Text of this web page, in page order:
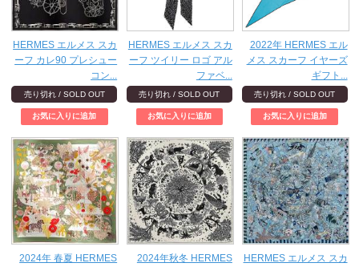
HERMES エルメス スカ
ーフ カレ90 プレシュー
コン...
売り切れ / SOLD OUT
HERMES エルメス スカ
ーフ ツイリー ロゴ アル
ファベ...
売り切れ / SOLD OUT
2022年 HERMES エル
メス スカーフ イヤーズ
ギフト...
売り切れ / SOLD OUT
2024年 春夏 HERMES
2024年秋冬 HERMES
HERMES エルメス スカ